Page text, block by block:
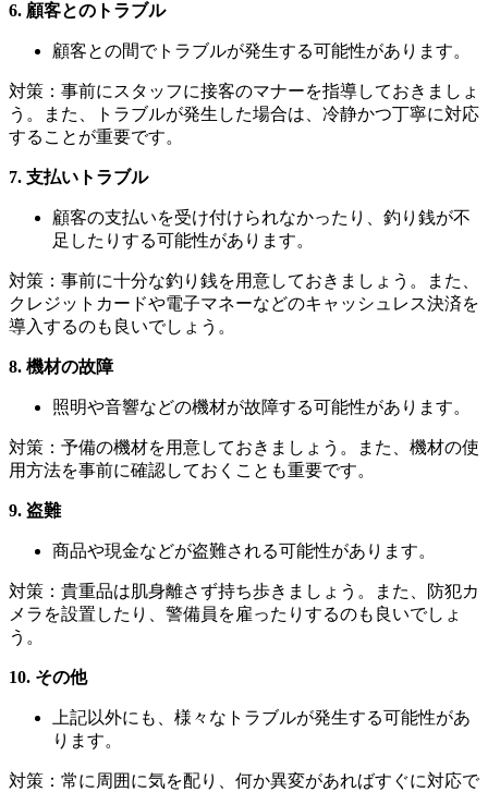
6. 顧客とのトラブル
顧客との間でトラブルが発生する可能性があります。
対策：事前にスタッフに接客のマナーを指導しておきましょ
う。また、トラブルが発生した場合は、冷静かつ丁寧に対応
することが重要です。
7. 支払いトラブル
顧客の支払いを受け付けられなかったり、釣り銭が不
足したりする可能性があります。
対策：事前に十分な釣り銭を用意しておきましょう。また、
クレジットカードや電子マネーなどのキャッシュレス決済を
導入するのも良いでしょう。
8. 機材の故障
照明や音響などの機材が故障する可能性があります。
対策：予備の機材を用意しておきましょう。また、機材の使
用方法を事前に確認しておくことも重要です。
9. 盗難
商品や現金などが盗難される可能性があります。
対策：貴重品は肌身離さず持ち歩きましょう。また、防犯カ
メラを設置したり、警備員を雇ったりするのも良いでしょ
う。
10. その他
上記以外にも、様々なトラブルが発生する可能性があ
ります。
対策：常に周囲に気を配り、何か異変があればすぐに対応で